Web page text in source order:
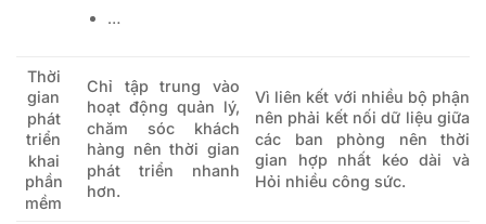
…
Thời
gian
phát
triển
khai
phần
mềm
Chỉ tập trung vào
hoạt động quản lý,
chăm sóc khách
hàng nên thời gian
phát triển nhanh
hơn.
Vì liên kết với nhiều bộ phận
nên phải kết nối dữ liệu giữa
các ban phòng nên thời
gian hợp nhất kéo dài và
Hỏi nhiều công sức.